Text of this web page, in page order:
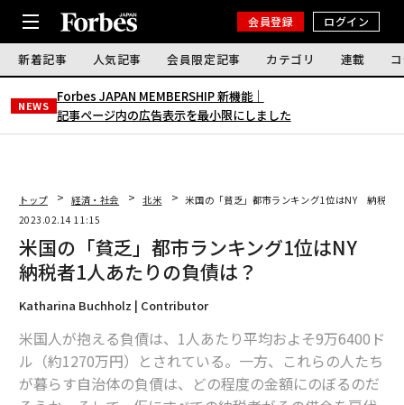
会員登録 ログイン
新着記事 人気記事 会員限定記事 カテゴリ 連載
NEWS
Forbes JAPAN MEMBERSHIP 新機能｜
記事ページ内の広告表示を最小限にしました
トップ 経済・社会 北米
米国の「貧乏」都市ランキング1位はNY 納税者1
2023.02.14 11:15
米国の「貧乏」都市ランキング1位はNY
納税者1人あたりの負債は？
Katharina Buchholz | Contributor
米国人が抱える負債は、1人あたり平均およそ9万6400ド
ル（約1270万円）とされている。一方、これらの人たち
が暮らす自治体の負債は、どの程度の金額にのぼるのだ